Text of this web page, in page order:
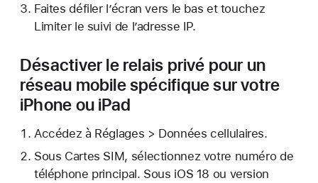
Faites défiler l’écran vers le bas et touchez
Limiter le suivi de l’adresse IP.
Désactiver le relais privé pour un
réseau mobile spécifique sur votre
iPhone ou iPad
Accédez à Réglages > Données cellulaires.
Sous Cartes SIM, sélectionnez votre numéro de
téléphone principal. Sous iOS 18 ou version